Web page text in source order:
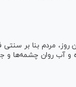
مردم بنا بر
آب روان چشمه‌ها و